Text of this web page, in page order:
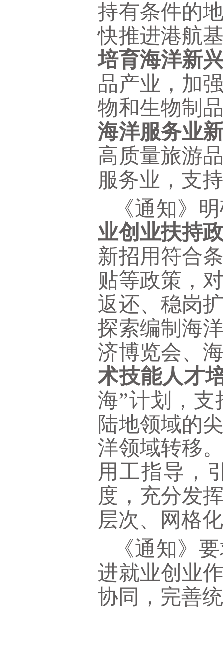
持有条件的
快推进港航
培育海洋新
品产业，加
物和生物制
海洋服务业
高质量旅游
服务业，支
《通知》
业创业扶持
新招用符合
贴等政策，
返还、稳岗
探索编制海
济博览会、
术技能人才
海”计划，
陆地领域的
洋领域转移
用工指导，
度，充分发
层次、网格
《通知》
进就业创业
协同，完善